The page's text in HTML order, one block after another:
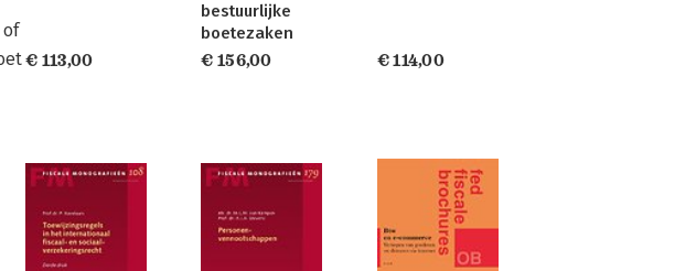
of
€ 113,00
bestuurlijke
boetezaken
€ 156,00
€ 114,00